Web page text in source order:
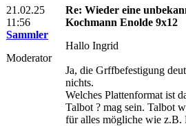
21.02.25
11:56
Sammler
Moderator
Re: Wieder eine
Kochmann Enolde 9x12
Hallo Ingrid
Ja, die Grffbefestigung
nichts.
Welches Plattenformat ist
Talbot ? mag sein. Talbot
für alles mögliche wie z.B.